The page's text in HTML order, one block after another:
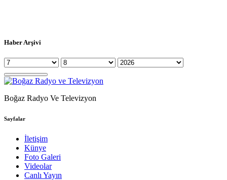
Haber Arşivi
Boğaz Radyo Ve Televizyon
Sayfalar
İletişim
Künye
Foto Galeri
Videolar
Canlı Yayın